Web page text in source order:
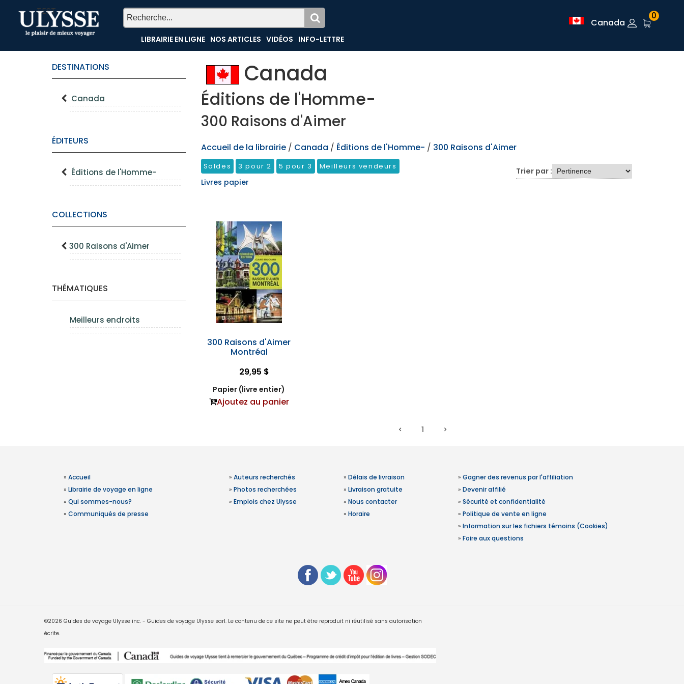
TEST
LIBRAIRIE EN LIGNE NOS ARTICLES VIDÉOS INFO-LETTRE
Canada
0
DESTINATIONS
Canada
ÉDITEURS
Éditions de l'Homme-
COLLECTIONS
300 Raisons d'Aimer
THÉMATIQUES
Meilleurs endroits
Canada
Éditions de l'Homme-
300 Raisons d'Aimer
Accueil de la librairie / Canada / Éditions de l'Homme- / 300 Raisons d'Aimer
Soldes 3 pour 2 5 pour 3 Meilleurs vendeurs
Livres papier
Trier par :
300 Raisons d'Aimer
Montréal
29,95 $
Papier (livre entier)
Ajoutez au panier
1
» Accueil
» Librairie de voyage en ligne
» Qui sommes-nous?
» Communiqués de presse
» Auteurs recherchés
» Photos recherchées
» Emplois chez Ulysse
» Délais de livraison
» Livraison gratuite
» Nous contacter
» Horaire
» Gagner des revenus par l'affiliation
» Devenir affilié
» Sécurité et confidentialité
» Politique de vente en ligne
» Information sur les fichiers témoins (Cookies)
» Foire aux questions
©2026 Guides de voyage Ulysse inc. - Guides de voyage Ulysse sarl. Le contenu de ce site ne peut être reproduit ni réutilisé sans autorisation
écrite.